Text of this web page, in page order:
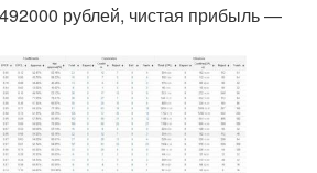
рублей, чистая прибыль —